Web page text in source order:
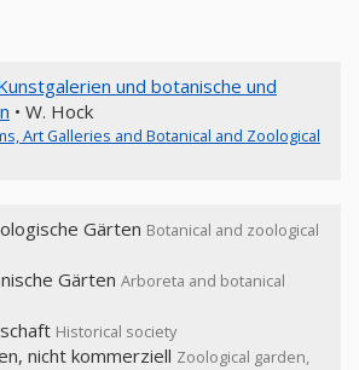
und botanische und
• W. Hock
Art Galleries and Botanical and Zoological
Gärten Botanical and zoological
Gärten Arboreta and botanical
Historical society
nicht kommerziell Zoological garden,